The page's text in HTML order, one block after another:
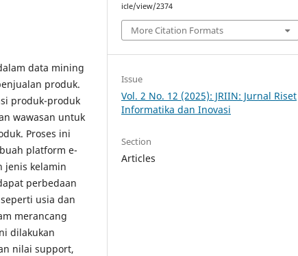
data mining
produk.
produk-produk
wawasan untuk
Proses ini
platform e-
jenis kelamin
perbedaan
usia dan
merancang
dilakukan
nilai support,
icle/view/2374
More Citation Formats
Issue
Vol. 2 No. 12 (2025): JRIIN: Jurnal Riset
Informatika dan Inovasi
Section
Articles